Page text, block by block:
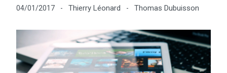
Rechercher
04/01/2017 - Thierry Léonard - Thomas Dubuisson